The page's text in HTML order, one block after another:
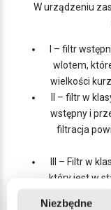
W urządzeniu
I – filtr
wlotem,
wielkości
II – filtr w
wstępny i
filtracja
III – Filtr w
który jest w
Niezbędne